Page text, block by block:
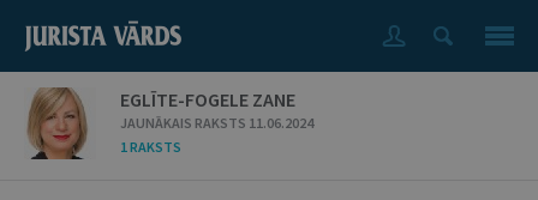
EGLĪTE-FOGELE ZANE
JAUNĀKAIS RAKSTS 11.06.2024
1 RAKSTS